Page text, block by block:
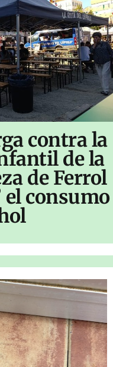
contra la
de la
de Ferrol
el consumo